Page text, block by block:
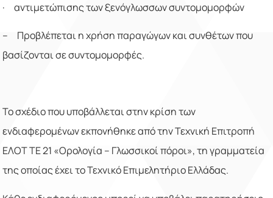
· αντιμετώπισης των ξενόγλωσσων συντομομορφών
– Προβλέπεται ηχρήσηπαραγώγων και συνθέτων που
βασίζονται σε συντομομορφές.
Το σχέδιο που υποβάλλεται στην κρίση των
ενδιαφερομένων εκπονήθηκε από την Τεχνική Επιτροπή
ΕΛΟΤ ΤΕ 21 «Ορολογία – Γλωσσικοί πόροι», τη γραμματεία
της οποίας έχει το Τεχνικό Επιμελητήριο Ελλάδας.